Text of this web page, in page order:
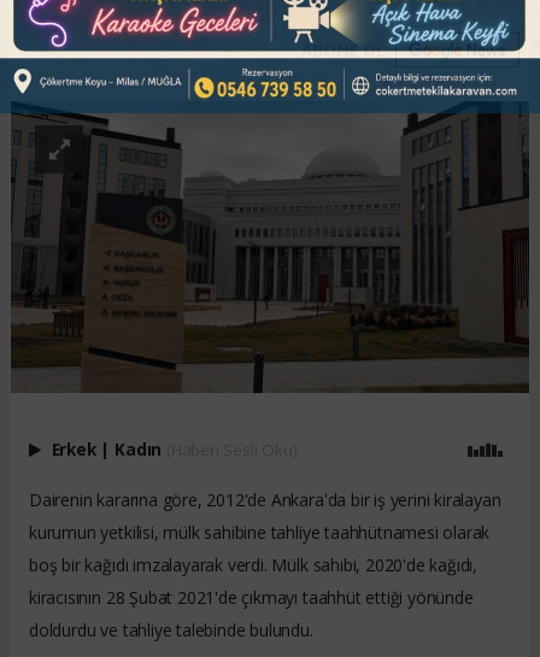
ABONE OL
Erkek | Kadın
Dairenin kararına göre, 2012'de Ankara'da bir iş yerini kiralayan
kurumun yetkilisi, mülk sahibine tahliye taahhütnamesi olarak
boş bir kağıdı imzalayarak verdi. Mülk sahibi, 2020'de kağıdı,
kiracısının 28 Şubat 2021'de çıkmayı taahhüt ettiği yönünde
doldurdu ve tahliye talebinde bulundu.